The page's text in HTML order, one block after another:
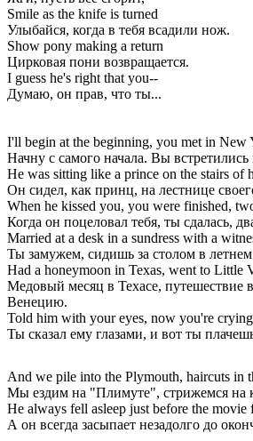
Smile as the knife is turned
Улыбайся, когда в тебя всадили нож.
Show pony making a return
Цирковая пони возвращается.
I guess he's right that you--
Думаю, он прав, что ты...
I'll begin at the beginning, you met in New
Начну с самого начала. Вы
He was sitting like a prince on the stairs of
Он сидел, как принц, на лестнице
When he kissed you, you were finished,
Когда он поцеловал тебя, ты сдалась,
Married at a desk in a sundress with a
Ты замужем, сидишь за столом в летнем
Had a honeymoon in Texas, went to Little
Медовый месяц в Техасе, путешествие
Венецию.
Told him with your eyes, now you're
Ты сказал ему глазами, и вот ты
And we pile into the Plymouth, haircuts in
Мы ездим на "Плимуте", стрижемся на
He always fell asleep just before the movie
А он всегда засыпает незадолго до